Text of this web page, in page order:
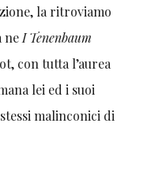
la ritroviamo
neI Tenenbaum
con tutta l’aurea
lei ed i suoi
malinconici di